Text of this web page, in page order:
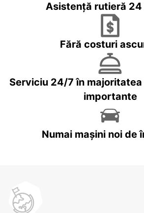
Asistență rutieră 24
Fără costuri
Serviciu 24/7 în
importante
Numai mașini noi de